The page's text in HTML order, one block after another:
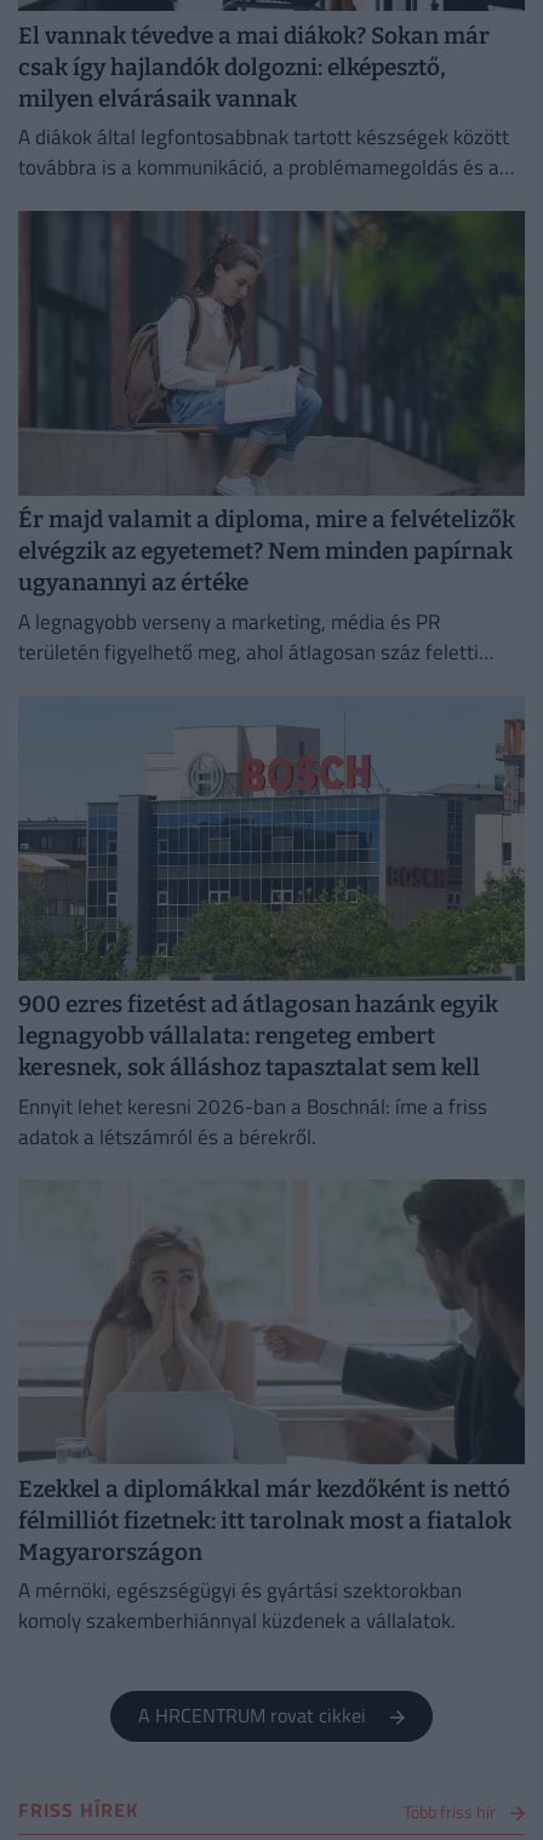
El vannak tévedve a mai diákok? Sokan már
csak így hajlandók dolgozni: elképesztő,
milyen elvárásaik vannak
A diákok által legfontosabbnak tartott készségek között
továbbra is a kommunikáció, a problémamegoldás és a
Ér majd valamit a diploma, mire a felvételizők
elvégzik az egyetemet? Nem minden papírnak
ugyanannyi az értéke
A legnagyobb verseny a marketing, média és PR
területén figyelhető meg, ahol átlagosan száz feletti
900 ezres fizetést ad átlagosan hazánk egyik
legnagyobb vállalata: rengeteg embert
keresnek, sok álláshoz tapasztalat sem kell
Ennyit lehet keresni 2026-ban a Boschnál: íme a friss
adatok a létszámról és a bérekről.
Ezekkel a diplomákkal már kezdőként is nettó
félmilliót fizetnek: itt tarolnak most a fiatalok
Magyarországon
A mérnöki, egészségügyi és gyártási szektorokban
komoly szakemberhiánnyal küzdenek a vállalatok.
A HRCENTRUM rovat cikkei
FRISS HÍREK Több friss hír